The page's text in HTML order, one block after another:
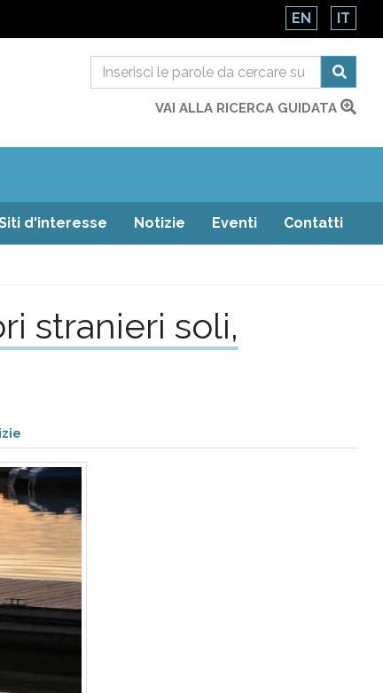
EN IT
VAI ALLA RICERCA GUIDATA
d'interesse Notizie Eventi Contatti
stranieri soli,